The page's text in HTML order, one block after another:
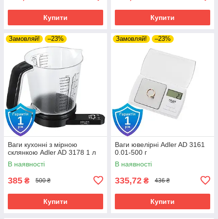
Купити Купити
Замовляй! –23%
Ваги кухонні з мірною
склянкою Adler AD 3178 1 л
В наявності
385 ₴ 500 ₴
Купити
Замовляй! –23%
Ваги ювелірні Adler AD 3161
0.01-500 г
В наявності
335,72 ₴ 436 ₴
Купити